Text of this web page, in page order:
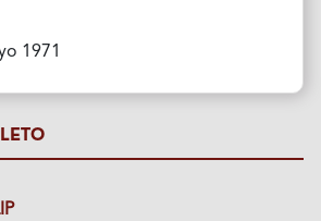
1971